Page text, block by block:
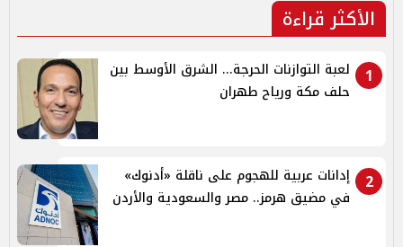
الأكثر قراءة
1
لعبة التوازنات الحرجة... الشرق الأوسط بين
حلف مكة ورياح طهران
2
إدانات عربية للهجوم على ناقلة «أدنوك»
في مضيق هرمز.. مصر والسعودية والأردن